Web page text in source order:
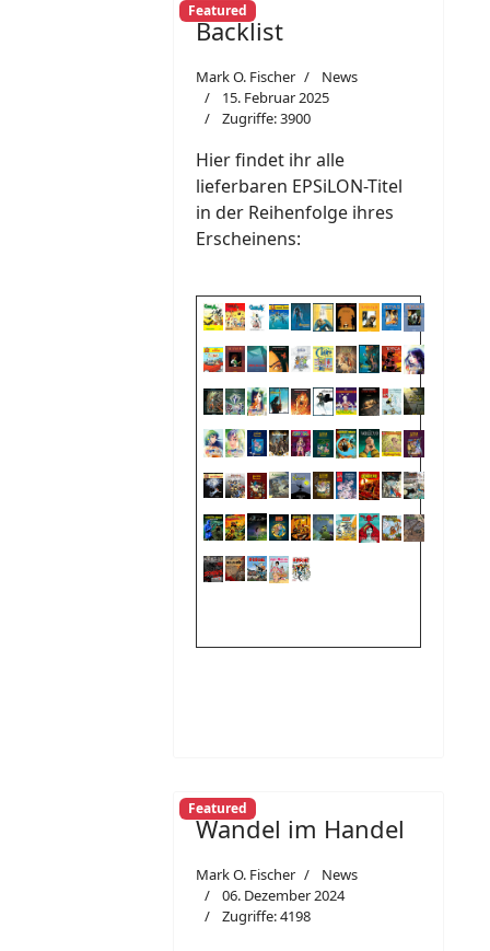
Featured
Backlist
Mark O. Fischer
News
15. Februar 2025
Zugriffe: 3900
Hier findet ihr alle
lieferbaren EPSiLON-Titel
in der Reihenfolge ihres
Erscheinens:
Featured
Wandel im Handel
Mark O. Fischer
News
06. Dezember 2024
Zugriffe: 4198